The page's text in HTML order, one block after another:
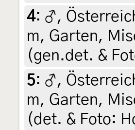
4: ♂,
m, Garten,
(gen.det. &
5: ♂,
m, Garten,
(det. & Foto: